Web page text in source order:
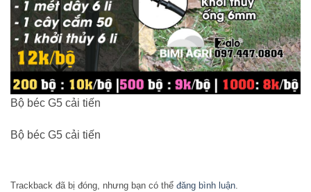
Bộ béc G5 cải tiến
Bộ béc G5 cải tiến
Trackback đã bị đóng, nhưng bạn có thể đăng bình luận.